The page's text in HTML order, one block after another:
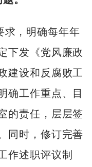
求，明确每年年
下发《党风廉政
建设和反腐败工
确工作重点、目
的责任，层层签
同时，修订完善
作述职评议制